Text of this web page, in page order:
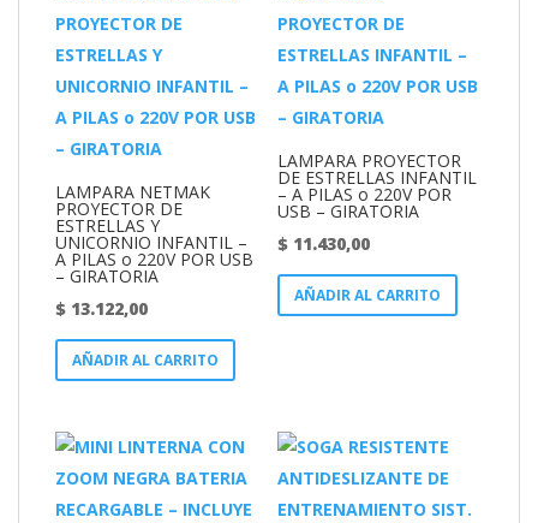
LAMPARA NETMAK
PROYECTOR DE
ESTRELLAS Y
UNICORNIO INFANTIL –
A PILAS o 220V POR USB
– GIRATORIA
$ 13.122,00
AÑADIR AL CARRITO
LAMPARA PROYECTOR
DE ESTRELLAS INFANTIL
– A PILAS o 220V POR
USB – GIRATORIA
$ 11.430,00
AÑADIR AL CARRITO